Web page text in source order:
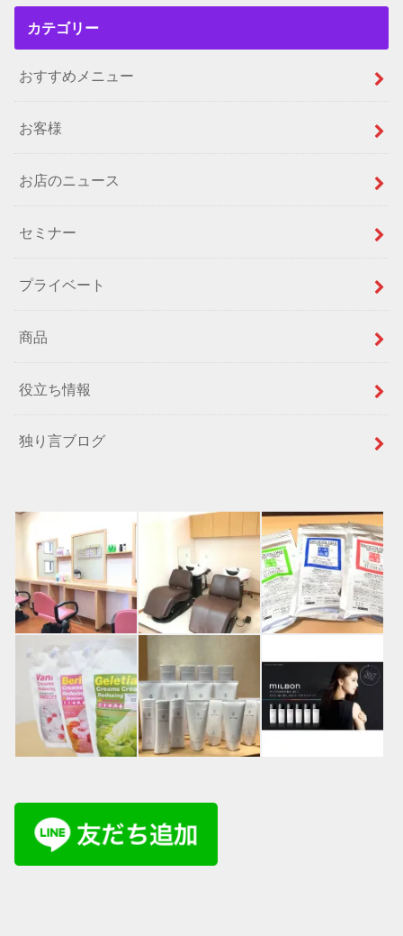
カテゴリー
おすすめメニュー
お客様
お店のニュース
セミナー
プライベート
商品
役立ち情報
独り言ブログ